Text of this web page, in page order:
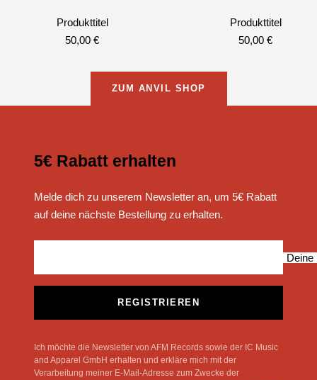
Produkttitel
Angebotspreis
50,00 €
Produkttitel
Angebotspreis
50,00 €
ZUM ANVIL SHOP
5€ Rabatt erhalten
Melde dich zu unserem Newsletter an, um 5€ Rabatt
auf deine nächste Bestellung zu erhalten.
Deine
REGISTRIEREN
Ich möchte die Newsletter von AFM Records sowie der IC Music
and Apparel GmbH erhalten und erkläre mich mit der
Verarbeitung meiner E-Mail-Adresse zum Zwecke der